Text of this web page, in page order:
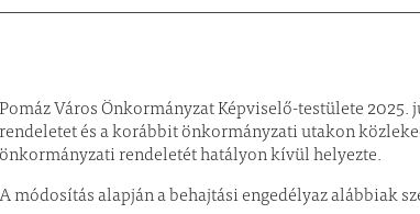
Pomáz Város Önkormányzat Képviselő-testülete 2025.
rendeletet és a korábbit önkormányzati utakon
önkormányzati rendeletét hatályon kívül helyezte.
A módosítás alapján a behajtási engedélyaz alábbiak